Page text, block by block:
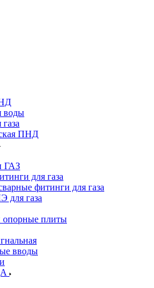
воды
ПНД
ГАЗ
для газа
фитинги для газа
для газа
опорные плиты
вводы